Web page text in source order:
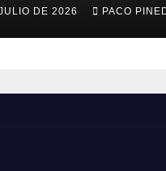
DE 2026 PACO